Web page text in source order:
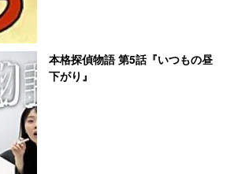
本格探偵物語 第5話『いつもの昼
下がり』